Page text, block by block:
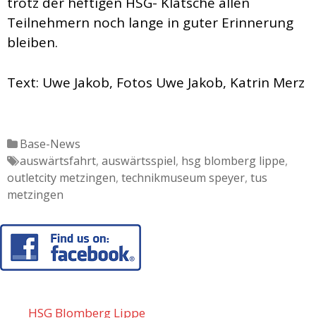
Teilnehmern noch lange in guter Erinnerung
bleiben.
Text: Uwe Jakob, Fotos Uwe Jakob, Katrin Merz
Katgeorien
Base-News
Tags
auswärtsfahrt, auswärtsspiel, hsg blomberg lippe,
outletcity metzingen, technikmuseum speyer, tus
metzingen
HSG Blomberg Lippe